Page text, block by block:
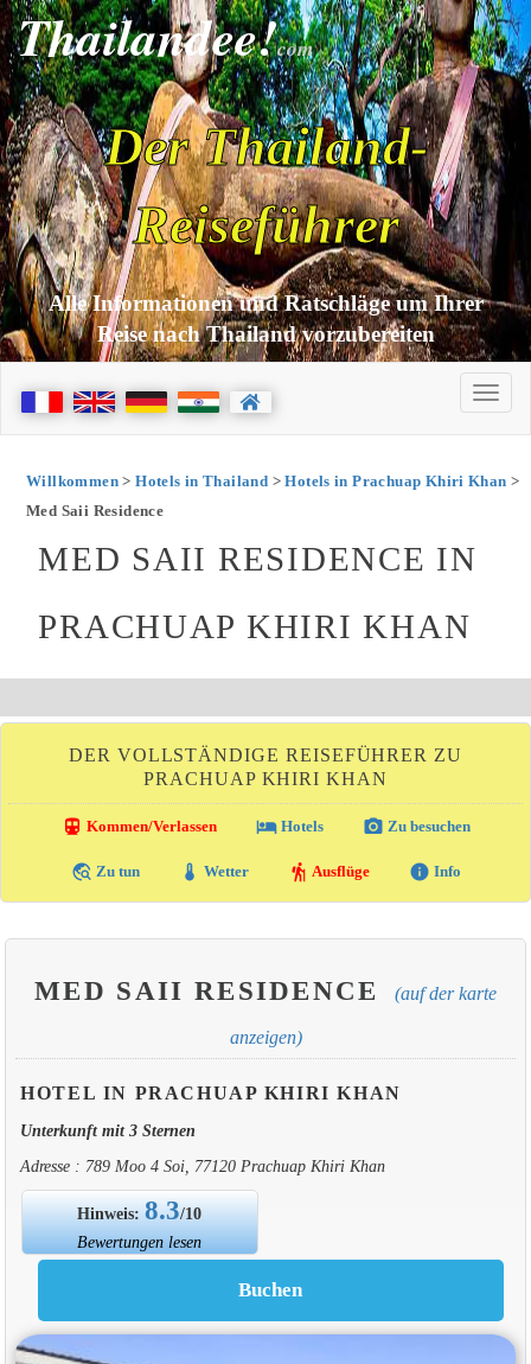
Thailandee!com
Der Thailand-
Reiseführer
Alle Informationen und Ratschläge um Ihrer
Reise nach Thailand vorzubereiten
Willkommen>Hotels in Thailand >Hotels in Prachuap Khiri Khan >
Med Saii Residence
MED SAII RESIDENCE IN
PRACHUAP KHIRI KHAN
DER VOLLSTÄNDIGE REISEFÜHRER ZU
PRACHUAP KHIRI KHAN
directions_transit Kommen/Verlassen local_hotelHotels photo_camera Zu besuchen
travel_explore Zu tun thermostat Wetter hiking Ausflüge info Info
MED SAII RESIDENCE (auf der karte
anzeigen)
HOTEL IN PRACHUAP KHIRI KHAN
Unterkunft mit 3 Sternen
Adresse : 789 Moo 4 Soi, 77120 Prachuap Khiri Khan
Hinweis:8.3/10
Bewertungen lesen